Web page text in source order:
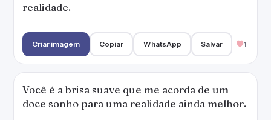
realidade.
Criar imagem Copiar WhatsApp Salvar 1
Você é a brisa suave que me acorda de um
doce sonho para uma realidade ainda melhor.